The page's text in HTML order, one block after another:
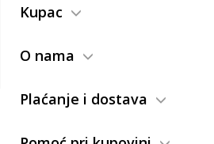
Kupac
O nama
Plaćanje i dostava